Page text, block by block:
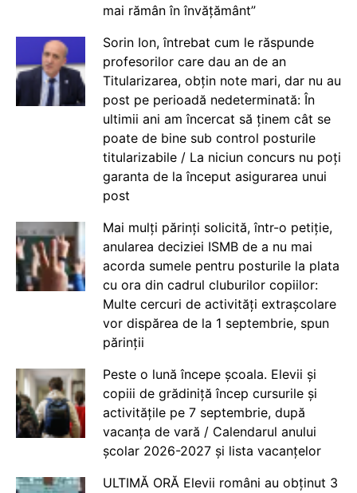
mai rămân în învățământ”
Sorin Ion, întrebat cum le răspunde
profesorilor care dau an de an
Titularizarea, obțin note mari, dar nu au
post pe perioadă nedeterminată: În
ultimii ani am încercat să ținem cât se
poate de bine sub control posturile
titularizabile / La niciun concurs nu poți
garanta de la început asigurarea unui
post
Mai mulți părinți solicită, într-o petiție,
anularea deciziei ISMB de a nu mai
acorda sumele pentru posturile la plata
cu ora din cadrul cluburilor copiilor:
Multe cercuri de activități extrașcolare
vor dispărea de la 1 septembrie, spun
părinții
Peste o lună începe școala. Elevii și
copiii de grădiniță încep cursurile și
activitățile pe 7 septembrie, după
vacanța de vară / Calendarul anului
școlar 2026-2027 și lista vacanțelor
ULTIMĂ ORĂ Elevii români au obținut 3